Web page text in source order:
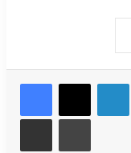
Facebook
X
Compartilhar via e-mail Imprimir